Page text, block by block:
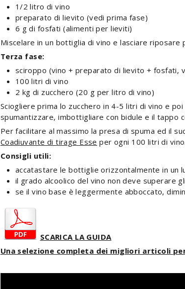
1/2 litro di vino
preparato di lievito (vedi prima fase)
6 g di fosfati (alimenti per lieviti)
Miscelare in un bottiglia di vino e lasciare
Terza fase:
sciroppo (vino + preparato di lievito + fosfati,
100 litri di vino
2 kg di zucchero (20 g per litro di vino)
Sciogliere prima lo zucchero in 4-5 litri di vino e
spumantizzare, imbottigliare con bidule e il tappo
Per facilitare al massimo la presa di spuma ed il
Coadiuvante di tirage Esse per ogni 100 litri di vino.
Consigli utili:
accatastare le bottiglie orizzontalmente in un
il grado alcoolico del vino non deve superare
se il vino base è leggermente abboccato,
SCARICA LA GUIDA
Una selezione completa dei migliori articoli